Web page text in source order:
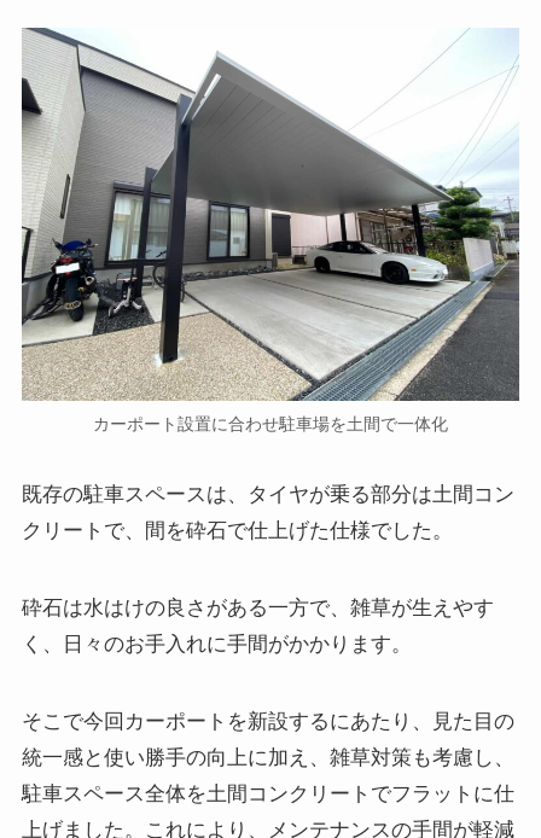
カーポート設置に合わせ駐車場を土間で一体化
既存の駐車スペースは、タイヤが乗る部分は土間コン
クリートで、間を砕石で仕上げた仕様でした。
砕石は水はけの良さがある一方で、雑草が生えやす
く、日々のお手入れに手間がかかります。
そこで今回カーポートを新設するにあたり、見た目の
統一感と使い勝手の向上に加え、雑草対策も考慮し、
駐車スペース全体を土間コンクリートでフラットに仕
上げました。これにより、メンテナンスの手間が軽減